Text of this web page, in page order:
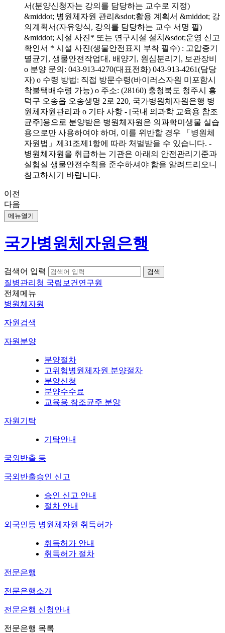
서(분양신청자는 강의를 담당하는 교수로 지정)
&middot; 병원체자원 관리&sdot;활용 계획서 &middot; 강
의계획서(자유양식, 강의를 담당하는 교수 서명 필)
&middot; 시설 사진* 또는 연구시설 설치&sdot;운영 신고
확인서 * 시설 사진(생물안전표지 부착 필수) : 고압증기
멸균기, 생물안전작업대, 배양기, 원심분리기, 보관장비
o 분양 문의: 043-913-4270(대표전화) 043-913-4261(담당
자) o 수령 방법: 직접 방문수령(바이러스자원 미포함시
착불택배수령 가능) o 주소: (28160) 충청북도 청주시 흥
덕구 오송읍 오송생명 2로 220, 국가병원체자원은행 병
원체자원관리과 o 기타 사항 - [국내 의과학 교육용 참조
균주]용으로 분양받은 병원체자원은 의과학미생물 실습
용으로만 사용하여야 하며, 이를 위반할 경우 「병원체
자원법」제31조제1항에 따라 처벌받을 수 있습니다. -
병원체자원을 취급하는 기관은 아래의 안전관리기준과
실험실 생물안전수칙을 준수하셔야 함을 알려드리오니
참고하시기 바랍니다.
이전
다음
메뉴열기
국가병원체자원은행
검색어 입력
질병관리청 국립보건연구원
전체메뉴
병원체자원
자원검색
자원분양
분양절차
고위험병원체자원 분양절차
분양신청
분양수수료
교육용 참조균주 분양
자원기탁
기탁안내
국외반출 등
국외반출승인 신고
승인 신고 안내
절차 안내
외국인등 병원체자원 취득허가
취득허가 안내
취득허가 절차
전문은행
전문은행소개
전문은행 신청안내
전문은행 목록